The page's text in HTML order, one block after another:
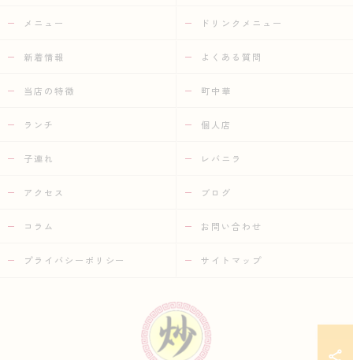
メニュー ドリンクメニュー
新着情報 よくある質問
当店の特徴 町中華
ランチ 個人店
子連れ レバニラ
アクセス ブログ
コラム お問い合わせ
プライバシーポリシー サイトマップ